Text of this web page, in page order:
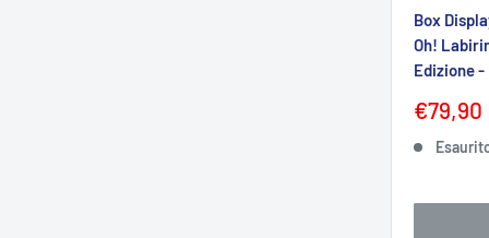
Box
Oh!
Edizione -
Prezzo
€79,90